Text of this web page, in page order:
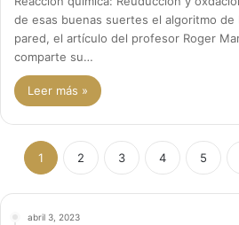
de esas buenas suertes el algoritmo de
pared, el artículo del profesor Roger
comparte su…
Leer más »
1 2 3 4 5
abril 3, 2023